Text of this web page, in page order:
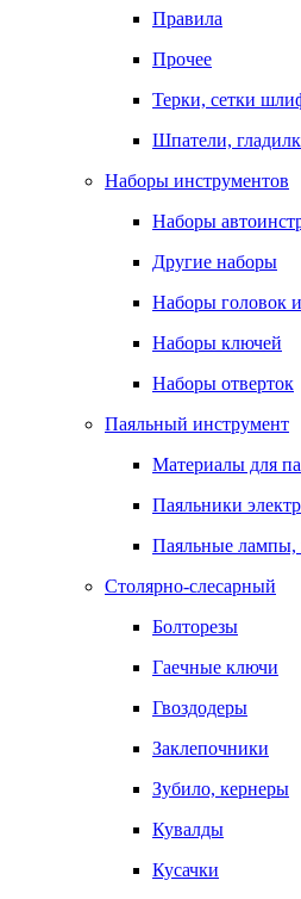
Правила
Прочее
Терки, сетки
Шпатели,
Наборы инструментов
Наборы
Другие наборы
Наборы головок
Наборы ключей
Наборы отверток
Паяльный инструмент
Материалы для
Паяльники
Паяльные лампы,
Столярно-слесарный
Болторезы
Гаечные ключи
Гвоздодеры
Заклепочники
Зубило, кернеры
Кувалды
Кусачки